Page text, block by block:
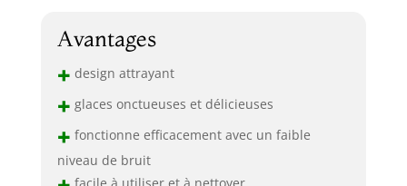
Avantages
+ design attrayant
+ glaces onctueuses et délicieuses
+ fonctionne efficacement avec un faible
niveau de bruit